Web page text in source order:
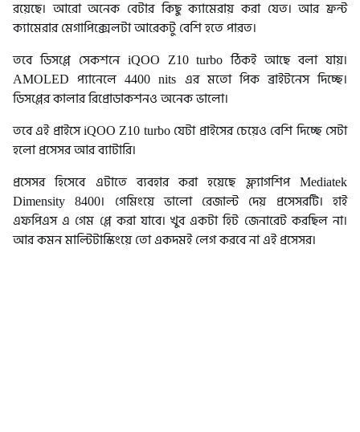
রয়েছে। আরো অনেক বেটার কিছু ক্যামেরায় করা যেত। আর ফ্রন্ট
ক্যামেরার মেগাপিক্সেলটা আরেকটু বেশি হতে পারত।
তবে ডিসপ্লে সেকশনে iQOO Z10 turbo ঠিকই আছে বলা যায়।
AMOLED প্যানেলে 4400 nits এর মতো পিক ব্রাইটনেস দিচ্ছে।
ডিসপ্লের কালার রিপ্রোডাকশনও অনেক ভালো।
তবে এই প্রাইসে iQOO Z10 turbo যেটা প্রাইসের চেয়েও বেশি দিচ্ছে সেটা
হলো প্রসেসর আর ব্যাটারি।
প্রসেসর হিসেবে এটাতে ব্যবহার করা হয়েছে ফ্ল্যাগশিপ Mediatek
Dimensity 8400। গেমিংয়ে ভালো রেজাল্ট দেয় প্রসেসরটি। হাই
এফপিএস এ গেম প্লে করা যাবে। খুব একটা হিট জেনারেট করছিল না।
আর কমন মাল্টিটাস্কিংয়ে তো একদমই লেগ করবে না এই প্রসেসর।